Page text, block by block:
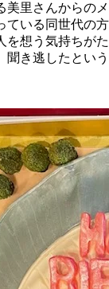
美里さんからの
ている同世代の
を想う気持ちが
聞き逃したという